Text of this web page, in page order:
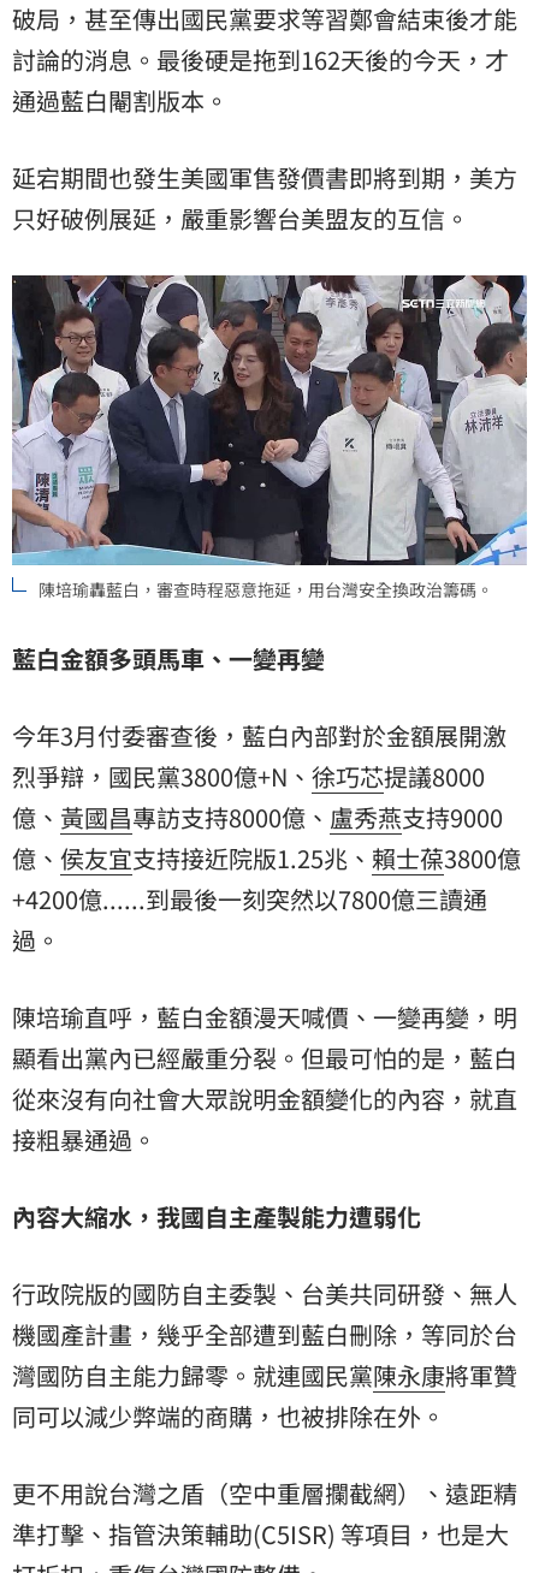
破局，甚至傳出國民黨要求等習鄭會結束後才能
討論的消息。最後硬是拖到162天後的今天，才
通過藍白閹割版本。
延宕期間也發生美國軍售發價書即將到期，美方
只好破例展延，嚴重影響台美盟友的互信。
陳培瑜轟藍白，審查時程惡意拖延，用台灣安全換政治籌碼。
藍白金額多頭馬車、一變再變
今年3月付委審查後，藍白內部對於金額展開激
烈爭辯，國民黨3800億+N、 徐巧芯提議8000
億、 黃國昌專訪支持8000億、 盧秀燕支持9000
億、 侯友宜支持接近院版1.25兆、 賴士葆3800億
+4200億......到最後一刻突然以7800億三讀通
過。
陳培瑜直呼，藍白金額漫天喊價、一變再變，明
顯看出黨內已經嚴重分裂。但最可怕的是，藍白
從來沒有向社會大眾說明金額變化的內容，就直
接粗暴通過。
內容大縮水，我國自主產製能力遭弱化
行政院版的國防自主委製、台美共同研發、無人
機國產計畫，幾乎全部遭到藍白刪除，等同於台
灣國防自主能力歸零。就連國民黨陳永康將軍贊
同可以減少弊端的商購，也被排除在外。
更不用說台灣之盾（空中重層攔截網）、遠距精
準打擊、指管決策輔助(C5ISR) 等項目，也是大